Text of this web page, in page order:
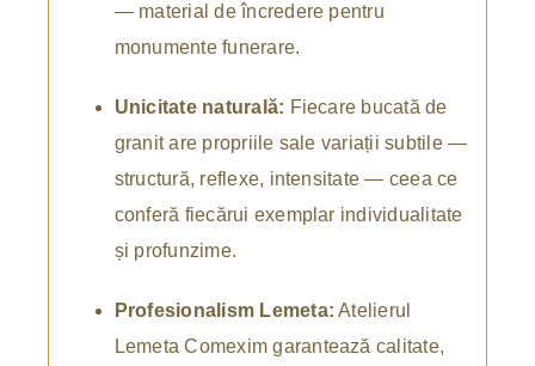
— material de încredere pentru
monumente funerare.
Unicitate naturală: Fiecare bucată de
granit are propriile sale variații subtile —
structură, reflexe, intensitate — ceea ce
conferă fiecărui exemplar individualitate
și profunzime.
Profesionalism Lemeta: Atelierul
Lemeta Comexim garantează calitate,